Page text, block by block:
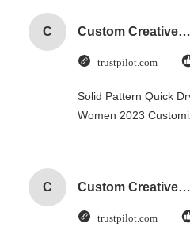
C Custom Creative Goodie Christmas Kraft Paper Gift Bag with Your Own Logo for Xmas Decorative Party
trustpilot.com
Solid Pattern Quick
Women 2023
C Custom Creative Goodie Christmas Kraft Paper Gift Bag with Your Own Logo for Xmas Decorative Party
trustpilot.com